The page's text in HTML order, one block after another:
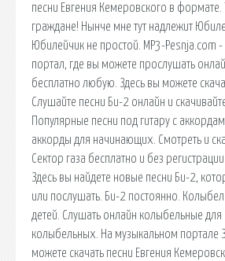
песни Евгения Кемеровского в
граждане! Нынче мне тут надлежит
Юбилейчик не простой. MP3-Pesnja.com
портал, где вы можете прослушать
бесплатно любую. Здесь вы можете
Слушайте песни Би-2 онлайн и
Популярные песни под гитару с
аккорды для начинающих. Смотреть и
Сектор газа бесплатно и без
Здесь вы найдете новые песни Би-2,
или послушать. Би-2 постоянно.
детей. Слушать онлайн колыбельные
колыбельных. На музыкальном портале
можете скачать песни Евгения